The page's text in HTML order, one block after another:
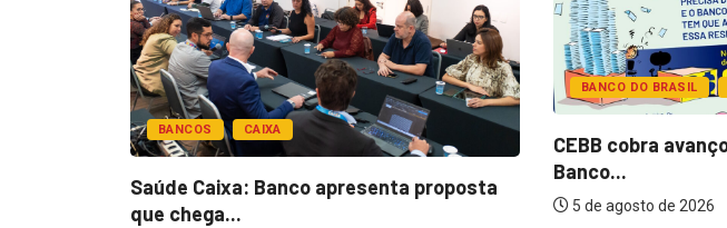
BANCOS CAIXA
Saúde Caixa: Banco apresenta proposta
que chega...
BANCO DO BRASIL
CEBB cobra
Banco...
5 de agosto de 2026